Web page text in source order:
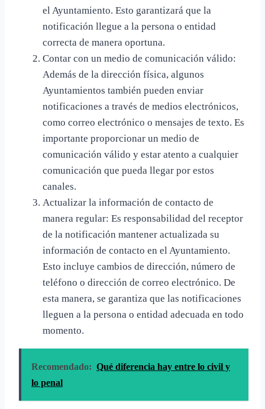
el Ayuntamiento. Esto garantizará que la
notificación llegue a la persona o entidad
correcta de manera oportuna.
Contar con un medio de comunicación válido:
Además de la dirección física, algunos
Ayuntamientos también pueden enviar
notificaciones a través de medios electrónicos,
como correo electrónico o mensajes de texto. Es
importante proporcionar un medio de
comunicación válido y estar atento a cualquier
comunicación que pueda llegar por estos
canales.
Actualizar la información de contacto de
manera regular: Es responsabilidad del receptor
de la notificación mantener actualizada su
información de contacto en el Ayuntamiento.
Esto incluye cambios de dirección, número de
teléfono o dirección de correo electrónico. De
esta manera, se garantiza que las notificaciones
lleguen a la persona o entidad adecuada en todo
momento.
Recomendado: Qué diferencia hay entre lo civil y
lo penal